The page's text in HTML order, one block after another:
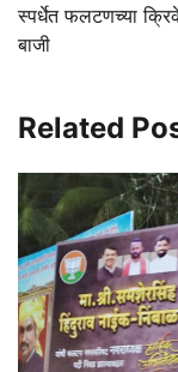
स्पर्धेत फलटणच्या
बाजी
Related